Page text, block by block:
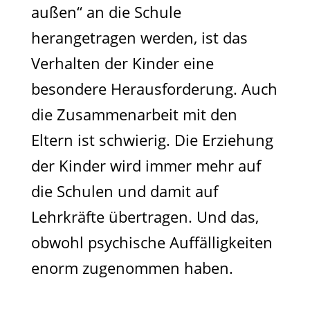
außen“ an die Schule
herangetragen werden, ist das
Verhalten der Kinder eine
besondere Herausforderung. Auch
die Zusammenarbeit mit den
Eltern ist schwierig. Die Erziehung
der Kinder wird immer mehr auf
die Schulen und damit auf
Lehrkräfte übertragen. Und das,
obwohl psychische Auffälligkeiten
enorm zugenommen haben.